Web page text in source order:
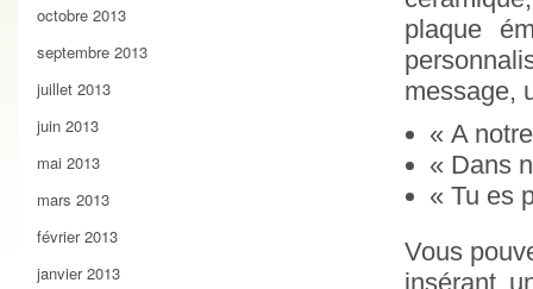
octobre 2013
septembre 2013
juillet 2013
juin 2013
mai 2013
mars 2013
février 2013
janvier 2013
plaque
message,
« A
« Dans
« Tu es
Vous
insérant